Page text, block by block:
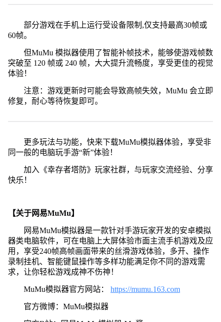
部分游戏在手机上运行受设备限制,仅支持最高30帧或
60帧。
但MuMu 模拟器使用了智能补帧技术，能够使游戏帧数
突破至 120 帧或 240 帧，大大提升流畅度，享受更佳的视觉
体验！
注意：游戏更新时可能会导致高帧失效，MuMu 会立即
修复，耐心等待恢复即可。
更多玩法与功能，快来下载MuMu模拟器体验，享受非
同一般的电脑玩手游“新”体验！
加入《幸存者塔防》玩家社群，与玩家交流经验、分享
快乐！
【关于网易MuMu】
网易MuMu模拟器是一款针对手游玩家开发的安卓模拟
器类电脑软件，可在电脑上大屏体验市面主流手机游戏及应
用，享受240帧高帧画面带来的丝滑游戏体验，多开、操作
录制挂机、智能键鼠操作等多样功能满足你不同的游戏需
求，让你轻松游戏成神不伤神！
MuMu模拟器官方网站： https://mumu.163.com
官方微博：MuMu模拟器